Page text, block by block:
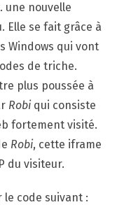
nouvelle
Elle se fait grâce à
Windows qui vont
de triche.
plus poussée à
Robiqui consiste
fortement visité.
Robi, cette iframe
du visiteur.
code suivant :